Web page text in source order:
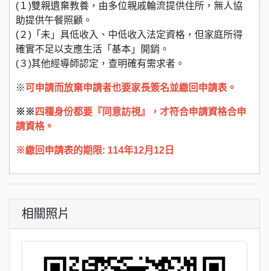
(１)雙親遺棄教養，由多位親戚輪流提供住所，無人協
助提供午餐照顧。
(２)「未」具低收入、中低收入法定資格，但家庭所得
確實不足以支應生活「基本」開銷。
(３)其他經導師認定，查明確有需求者。
※可申請而放棄申請者也要家長簽名並繳回申請表。
※※ 四種身份都要『同意訪視』，才符合申請資格合申
請資格。
※繳回申請表的期限: 114年12月12日
相關照片